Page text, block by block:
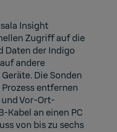
Insight
Zugriff auf die
Daten der Indigo
andere
Die Sonden
entfernen
Vor-Ort-
Kabel an einen PC
von bis zu sechs